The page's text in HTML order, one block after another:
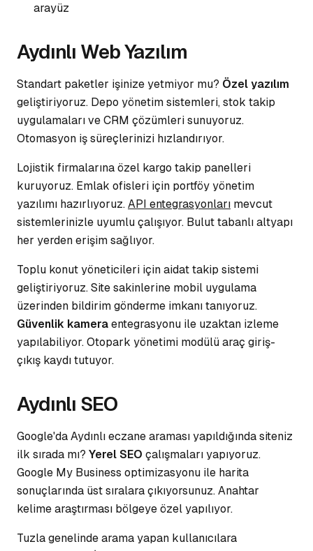
arayüz
Aydınlı Web Yazılım
Standart paketler işinize yetmiyor mu? Özel yazılım
geliştiriyoruz. Depo yönetim sistemleri, stok takip
uygulamaları ve CRM çözümleri sunuyoruz.
Otomasyon iş süreçlerinizi hızlandırıyor.
Lojistik firmalarına özel kargo takip panelleri
kuruyoruz. Emlak ofisleri için portföy yönetim
yazılımı hazırlıyoruz.API entegrasyonları mevcut
sistemlerinizle uyumlu çalışıyor. Bulut tabanlı altyapı
her yerden erişim sağlıyor.
Toplu konut yöneticileri için aidat takip sistemi
geliştiriyoruz. Site sakinlerine mobil uygulama
üzerinden bildirim gönderme imkanı tanıyoruz.
Güvenlik kameraentegrasyonu ile uzaktan izleme
yapılabiliyor. Otopark yönetimi modülü araç giriş-
çıkış kaydı tutuyor.
Aydınlı SEO
Google'da Aydınlı eczane araması yapıldığında siteniz
ilk sırada mı? Yerel SEO çalışmaları yapıyoruz.
Google My Business optimizasyonu ile harita
sonuçlarında üst sıralara çıkıyorsunuz.Anahtar
kelimearaştırması bölgeye özel yapılıyor.
Tuzla genelinde arama yapan kullanıcılara